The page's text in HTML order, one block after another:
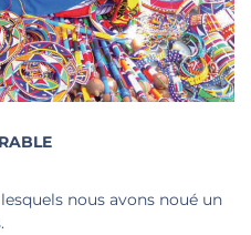
nous avons noué un